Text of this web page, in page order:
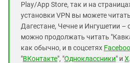
Play/App Store, так и на
установки VPN вы можете
Дагестане, Чечне и Ингушетии –
можно продолжать читать
как обычно, и в соцсетях
"ВКонтакте", "Одноклассники" и X